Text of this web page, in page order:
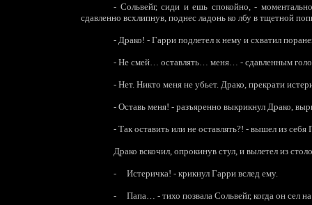
- Сольвейг, сиди и ешь спокойно, -
сдавленно всхлипнув, поднес ладонь ко лбу в тщетной
- Драко! - Гарри подлетел к нему и схватил
- Не смей… оставлять… меня… - сдавленным
- Нет. Никто меня не убьет. Драко, прекрати
- Оставь меня! - разъяренно выкрикнул Драко,
- Так оставить или не оставлять?! - вышел из себя
Драко вскочил, опрокинув стул, и вылетел из
- Истеричка! - крикнул Гарри вслед ему.
- Папа… - тихо позвала Сольвейг, когда он сел